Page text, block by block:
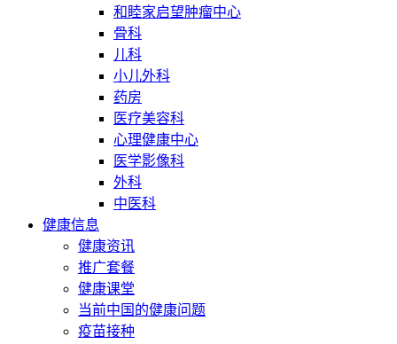
和睦家启望肿瘤中心
骨科
儿科
小儿外科
药房
医疗美容科
心理健康中心
医学影像科
外科
中医科
健康信息
健康资讯
推广套餐
健康课堂
当前中国的健康问题
疫苗接种